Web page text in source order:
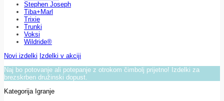
Stephen Joseph
Tiba+Marl
Trixie
Trunki
Voksi
Wildride®
Novi izdelki Izdelki v akciji
Naj bo potovanje ali potepanje z otrokom čimbolj prijetno! Izdelki za
brezskrben družinski dopust.
Kategorija Igranje